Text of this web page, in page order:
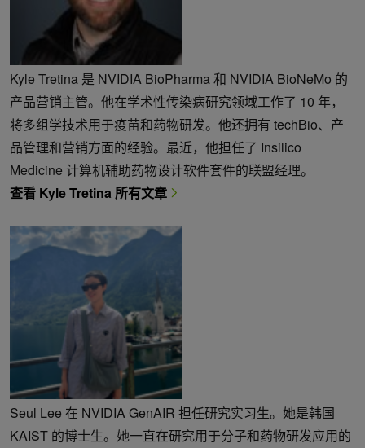
Kyle Tretina 是 NVIDIA BioPharma 和 NVIDIA BioNeMo 的
产品营销主管。他在学术性传染病研究领域工作了 10 年，
将多组学技术用于疫苗和药物研发。他还拥有 techBio、产
品管理和营销方面的经验。最近，他担任了 Insilico
Medicine 计算机辅助药物设计软件套件的联盟经理。
查看 Kyle Tretina 所有文章
Seul Lee 在 NVIDIA GenAIR 担任研究实习生。她是韩国
KAIST 的博士生。她一直在研究用于分子和药物研发应用的